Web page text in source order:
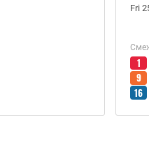
Fri
1
9
16